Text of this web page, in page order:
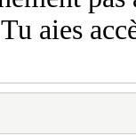
aies